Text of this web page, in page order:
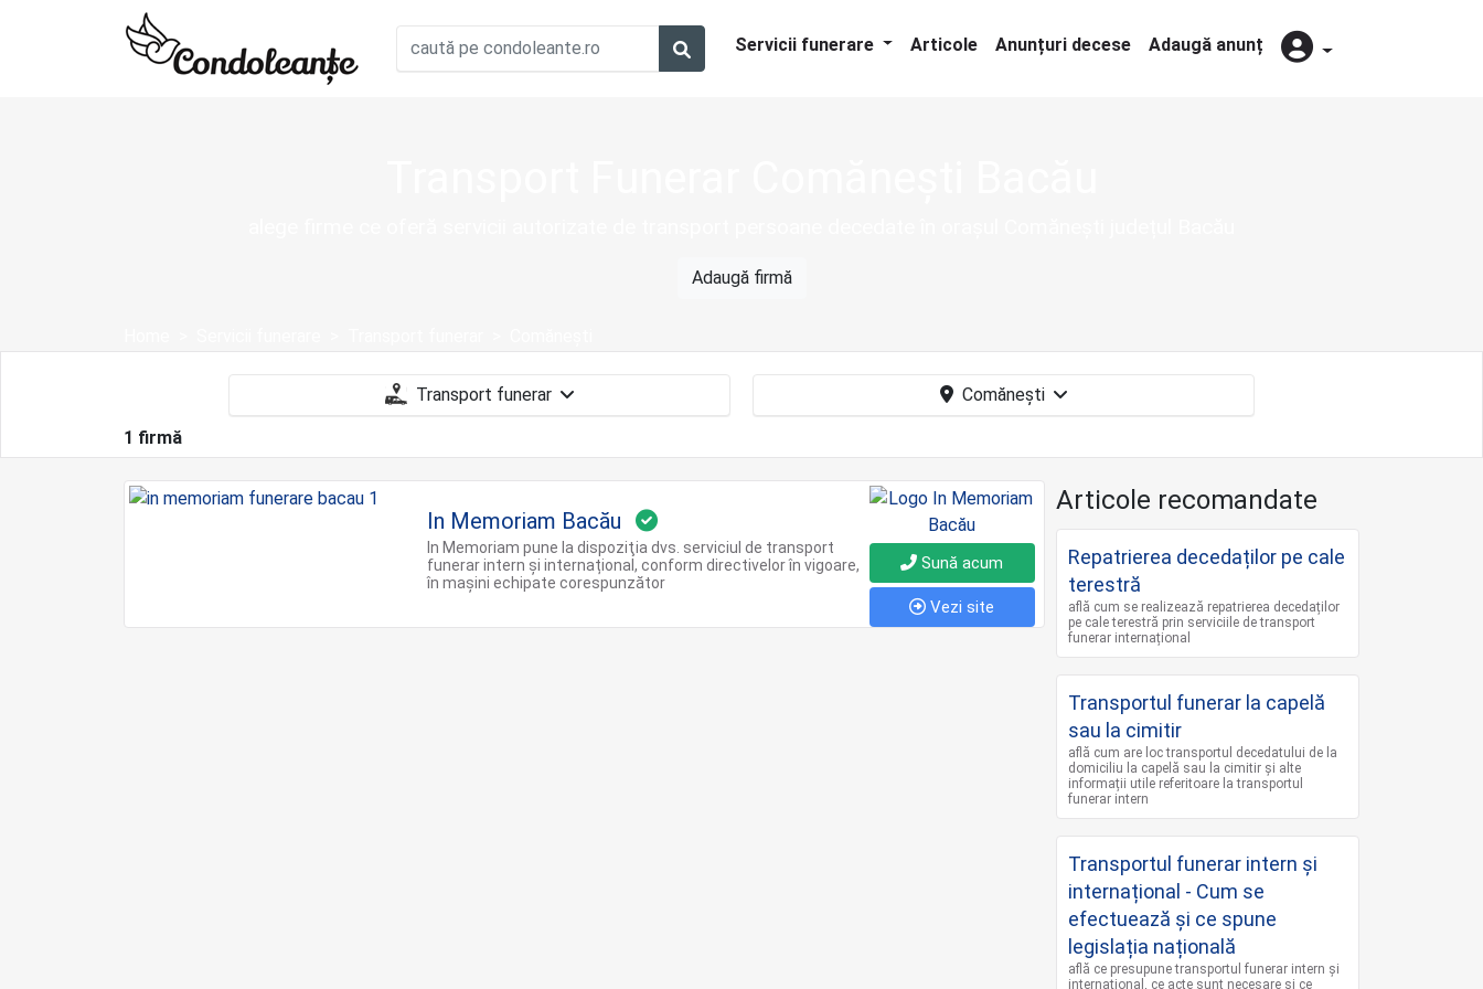
Servicii funerare Articole Anunțuri decese Adaugă anunț
Adaugă firmă
1 firmă
In Memoriam Bacău
In Memoriam pune la dispoziţia dvs. serviciul de transport
funerar intern și internațional, conform directivelor în vigoare,
în mașini echipate corespunzător
Sună acum
Vezi site
Articole recomandate
Repatrierea decedaților pe cale
terestră
află cum se realizează repatrierea decedaților
pe cale terestră prin serviciile de transport
funerar internațional
Transportul funerar la capelă
sau la cimitir
află cum are loc transportul decedatului de la
domiciliu la capelă sau la cimitir și alte
informații utile referitoare la transportul
funerar intern
Transportul funerar intern și
internațional - Cum se
efectuează și ce spune
legislația națională
află ce presupune transportul funerar intern și
internațional, ce acte sunt necesare și ce